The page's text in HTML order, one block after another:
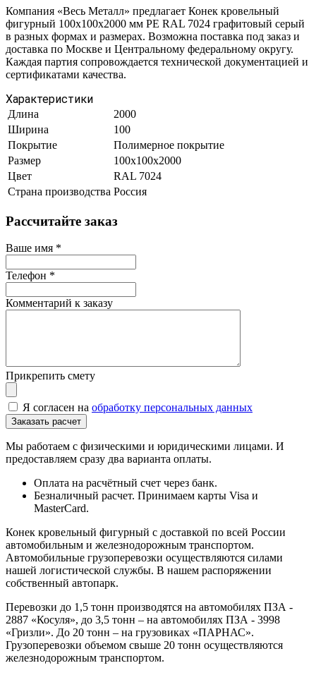
Компания «Весь Металл» предлагает Конек кровельный
фигурный 100х100х2000 мм PE RAL 7024 графитовый серый
в разных формах и размерах. Возможна поставка под заказ и
доставка по Москве и Центральному федеральному округу.
Каждая партия сопровождается технической документацией и
сертификатами качества.
Характеристики
Длина
2000
Ширина
100
Покрытие
Полимерное покрытие
Размер
100х100х2000
Цвет
RAL 7024
Страна производства Россия
Рассчитайте заказ
Ваше имя *
Телефон *
Комментарий к заказу
Прикрепить смету
Я согласен на обработку персональных данных
Мы работаем с физическими и юридическими лицами. И
предоставляем сразу два варианта оплаты.
Оплата на расчётный счет через банк.
Безналичный расчет. Принимаем карты Visa и
MasterCard.
Конек кровельный фигурный с доставкой по всей России
автомобильным и железнодорожным транспортом.
Автомобильные грузоперевозки осуществляются силами
нашей логистической службы. В нашем распоряжении
собственный автопарк.
Перевозки до 1,5 тонн производятся на автомобилях ПЗА -
2887 «Косуля», до 3,5 тонн – на автомобилях ПЗА - 3998
«Гризли». До 20 тонн – на грузовиках «ПАРНАС».
Грузоперевозки объемом свыше 20 тонн осуществляются
железнодорожным транспортом.